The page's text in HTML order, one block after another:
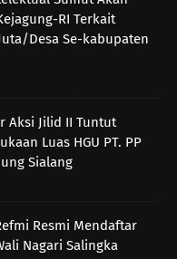
RI Terkait
Desa Se-kabupaten
Aksi Jilid II Tuntut
Luas HGU PT. PP
Sialang
Resmi Mendaftar
Nagari Salingka